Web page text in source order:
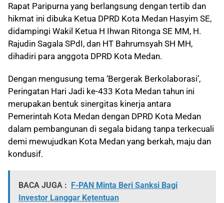
Rapat Paripurna yang berlangsung dengan tertib dan
hikmat ini dibuka Ketua DPRD Kota Medan Hasyim SE,
didampingi Wakil Ketua H Ihwan Ritonga SE MM, H.
Rajudin Sagala SPdI, dan HT Bahrumsyah SH MH,
dihadiri para anggota DPRD Kota Medan.
Dengan mengusung tema ‘Bergerak Berkolaborasi’,
Peringatan Hari Jadi ke-433 Kota Medan tahun ini
merupakan bentuk sinergitas kinerja antara
Pemerintah Kota Medan dengan DPRD Kota Medan
dalam pembangunan di segala bidang tanpa terkecuali
demi mewujudkan Kota Medan yang berkah, maju dan
kondusif.
BACA JUGA : F-PAN Minta Beri Sanksi Bagi
Investor Langgar Ketentuan